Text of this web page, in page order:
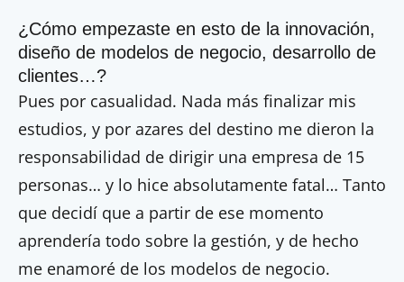
¿Cómo empezaste en esto de la innovación,
diseño de modelos de negocio, desarrollo de
clientes…?
Pues por casualidad. Nada más finalizar mis
estudios, y por azares del destino me dieron la
responsabilidad de dirigir una empresa de 15
personas… y lo hice absolutamente fatal… Tanto
que decidí que a partir de ese momento
aprendería todo sobre la gestión, y de hecho
me enamoré de los modelos de negocio.